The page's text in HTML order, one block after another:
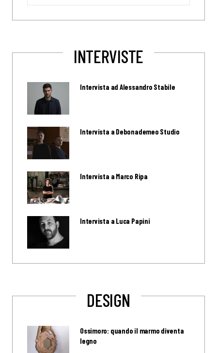
INTERVISTE
Intervista ad Alessandro Stabile
Intervista a Debonademeo Studio
Intervista a Marco Ripa
Intervista a Luca Papini
DESIGN
Ossimoro: quando il marmo diventa
legno